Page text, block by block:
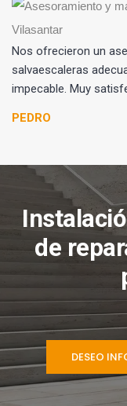
Nos ofrecieron un
salvaescaleras
impecable. Muy
PEDRO
de
DESEO